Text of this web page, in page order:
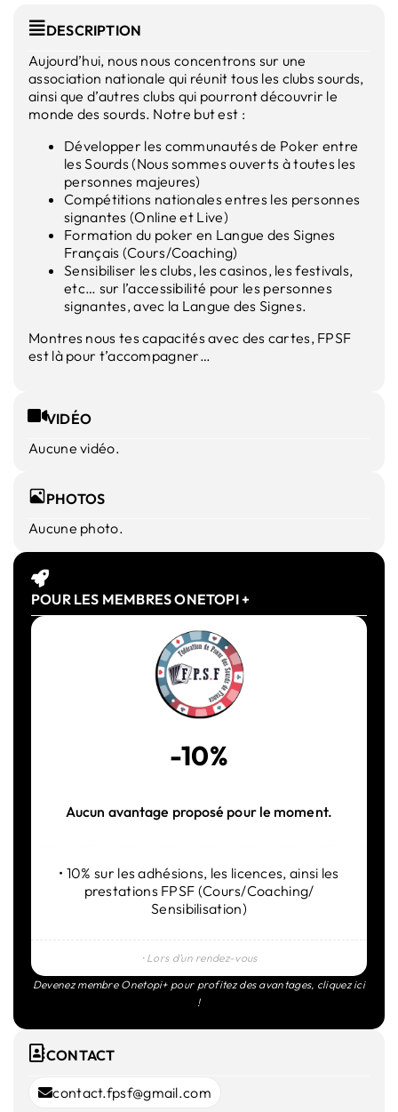
DESCRIPTION
Aujourd’hui, nous nous concentrons sur une
association nationale qui réunit tous les clubs sourds,
ainsi que d’autres clubs qui pourront découvrir le
monde des sourds. Notre but est :
Développer les communautés de Poker entre
les Sourds (Nous sommes ouverts à toutes les
personnes majeures)
Compétitions nationales entres les personnes
signantes (Online et Live)
Formation du poker en Langue des Signes
Français (Cours/Coaching)
Sensibiliser les clubs, les casinos, les festivals,
etc… sur l’accessibilité pour les personnes
signantes, avec la Langue des Signes.
Montres nous tes capacités avec des cartes, FPSF
est là pour t’accompagner…
VIDÉO
Aucune vidéo.
PHOTOS
Aucune photo.
POUR LES MEMBRES ONETOPI +
-10%
Aucun avantage proposé pour le moment.
• 10% sur les adhésions, les licences, ainsi les
prestations FPSF (Cours/Coaching/
Sensibilisation)
⸱ Lors d’un rendez-vous
Devenez membre Onetopi+ pour profitez des avantages, cliquez ici
!
CONTACT
contact.fpsf@gmail.com